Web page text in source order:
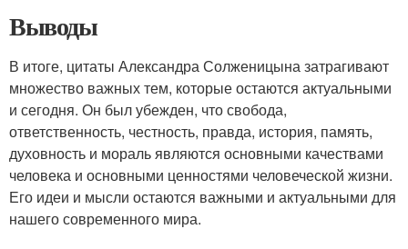
Выводы
В итоге, цитаты Александра Солженицына затрагивают
множество важных тем, которые остаются актуальными
и сегодня. Он был убежден, что свобода,
ответственность, честность, правда, история, память,
духовность и мораль являются основными качествами
человека и основными ценностями человеческой жизни.
Его идеи и мысли остаются важными и актуальными для
нашего современного мира.